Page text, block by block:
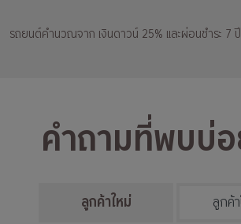
รถยนต์คำนวณจาก เงินดาวน์ 25% และผ่อนชำระ 7 ปี
คำถามที่พบบ่
ลูกค้าใหม่ ลูกค้